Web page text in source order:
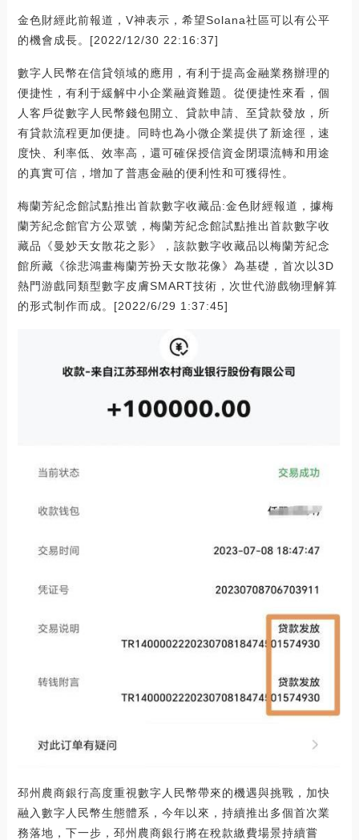
金色財經此前報道，V神表示，希望Solana社區可以有公平
的機會成長。[2022/12/30 22:16:37]
數字人民幣在信貸領域的應用，有利于提高金融業務辦理的
便捷性，有利于緩解中小企業融資難題。從便捷性來看，個
人客戶從數字人民幣錢包開立、貸款申請、至貸款發放，所
有貸款流程更加便捷。同時也為小微企業提供了新途徑，速
度快、利率低、效率高，還可確保授信資金閉環流轉和用途
的真實可信，增加了普惠金融的便利性和可獲得性。
梅蘭芳紀念館試點推出首款數字收藏品:金色財經報道，據梅
蘭芳紀念館官方公眾號，梅蘭芳紀念館試點推出首款數字收
藏品《曼妙天女散花之影》，該款數字收藏品以梅蘭芳紀念
館所藏《徐悲鴻畫梅蘭芳扮天女散花像》為基礎，首次以3D
熱門游戲同類型數字皮膚SMART技術，次世代游戲物理解算
的形式制作而成。[2022/6/29 1:37:45]
邳州農商銀行高度重視數字人民幣帶來的機遇與挑戰，加快
融入數字人民幣生態體系，今年以來，持續推出多個首次業
務落地，下一步，邳州農商銀行將在稅款繳費場景持續嘗